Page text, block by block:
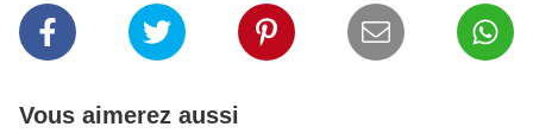
Vous aimerez aussi